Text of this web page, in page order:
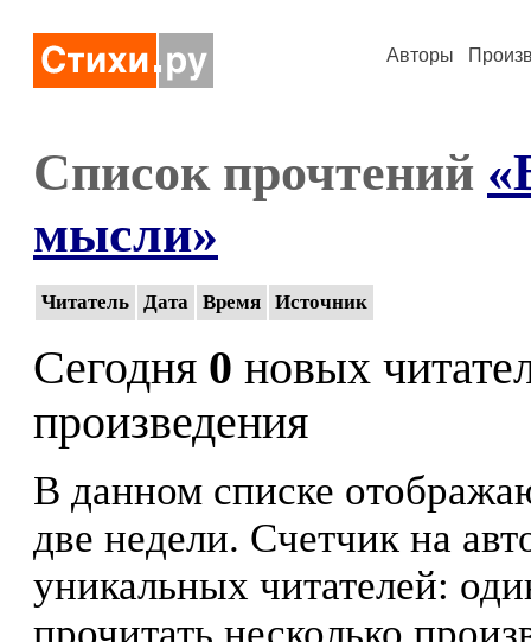
Авторы
Список прочтений
мысли»
Читатель Дата Время Источник
Сегодня 0 новых
произведения
В данном списке
две недели. Счетчик на
уникальных читателей: